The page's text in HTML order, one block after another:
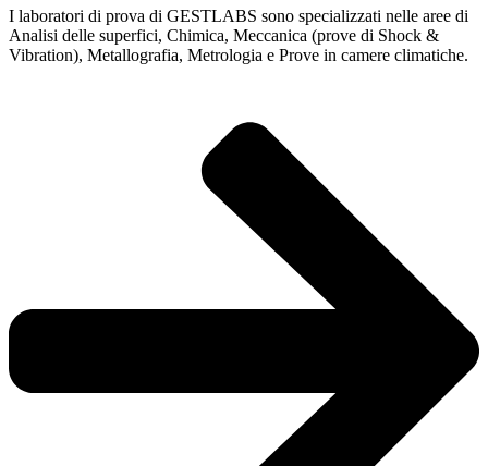
I laboratori di prova di GESTLABS sono specializzati nelle aree di
Analisi delle superfici, Chimica, Meccanica (prove di Shock &
Vibration), Metallografia, Metrologia e Prove in camere climatiche.